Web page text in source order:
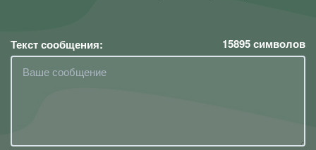
Текст сообщения: 15895символов